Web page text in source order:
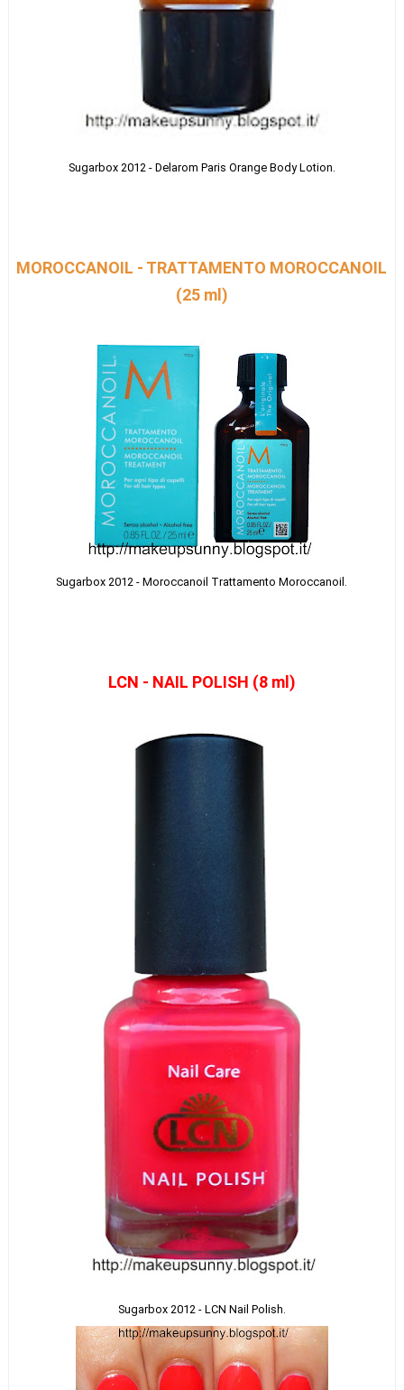
Sugarbox 2012 - Delarom Paris Orange Body Lotion.
MOROCCANOIL - TRATTAMENTO MOROCCANOIL
(25 ml)
Sugarbox 2012 - Moroccanoil Trattamento Moroccanoil.
LCN - NAIL POLISH (8 ml)
Sugarbox 2012 - LCN Nail Polish.